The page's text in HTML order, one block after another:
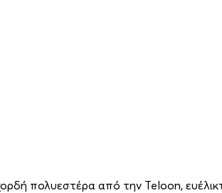
πολυεστέρα από την Teloon,